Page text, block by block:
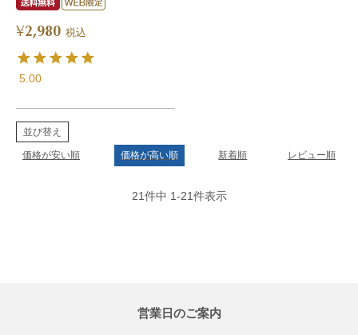
¥2,980 税込
5.00
並び替え
価格が安い順 価格が高い順 新着順 レビュー順
21件中 1-21件表示
営業日のご案内